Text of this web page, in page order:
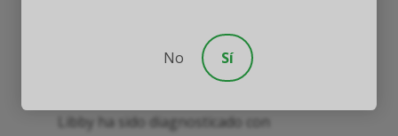
Libby ha sido diagnosticado con
No Sí